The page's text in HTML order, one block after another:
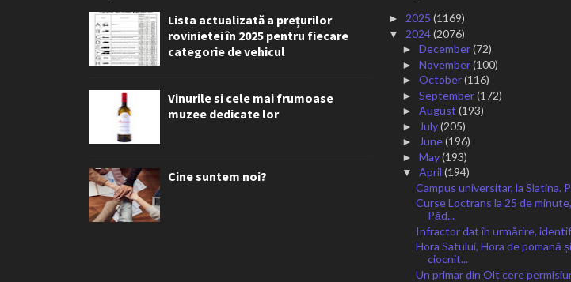
Lista actualizată a prețurilor
rovinietei în 2025 pentru fiecare
categorie de vehicul
Vinurile si cele mai frumoase
muzee dedicate lor
Cine suntem noi?
► 2025 (1169)
▼ 2024(2076)
► December(72)
► November(100)
► October(116)
► September(172)
► August (193)
► July(205)
► June(196)
► May(193)
▼ April (194)
Campus universitar, la Slatina.
Curse Loctrans la 25 de
Păd...
Infractor dat în urmărire,
Hora Satului, Hora de pomană
ciocnit...
Un primar din Olt cere